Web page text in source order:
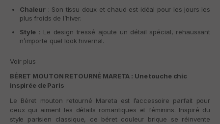
Chaleur : Son tissu doux et chaud est idéal pour les jours les
plus froids de l’hiver.
Style : Le design tressé ajoute un détail spécial, rehaussant
n’importe quel look hivernal.
Voir plus
BÉRET MOUTON RETOURNÉ MARETA : Une touche chic
inspirée de Paris
Le Béret mouton retourné Mareta est l’accessoire parfait pour
ceux qui aiment les détails romantiques et féminins. Inspiré du
style parisien classique, ce béret couleur brique se réinvente